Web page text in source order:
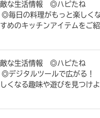
敵な生活情報 ◎ハピたね
日の料理がもっと楽しく
めのキッチンアイテムをご紹
敵な生活情報 ◎ハピたね
ジタルツールで広がる！
しくなる趣味や遊びを見つけよ